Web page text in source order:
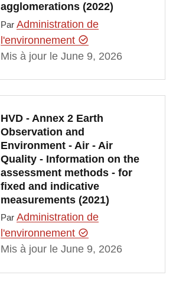
agglomerations (2022)
Par Administration de
l'environnement
Mis à jour le June 9, 2026
HVD - Annex 2 Earth
Observation and
Environment - Air - Air
Quality - Information on the
assessment methods - for
fixed and indicative
measurements (2021)
Par Administration de
l'environnement
Mis à jour le June 9, 2026